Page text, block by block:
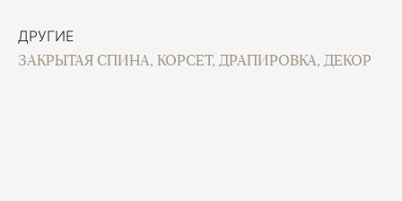
ДРУГИЕ
ЗАКРЫТАЯ СПИНА, КОРСЕТ, ДРАПИРОВКА, ДЕКОР